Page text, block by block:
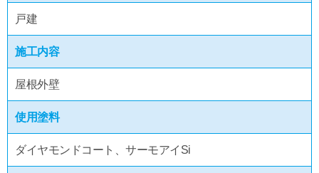
戸建
施工内容
屋根外壁
使用塗料
ダイヤモンドコート、サーモアイSi